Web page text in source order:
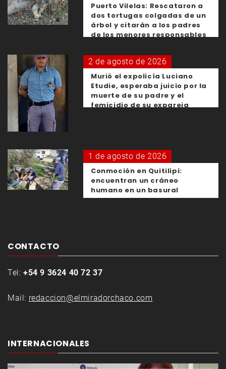
Puerto Vilelas: Rescataron a
dos tortugas colgadas de un
árbol y citarán a los padres
de los menores responsables
2 de agosto de 2026
Murió el expolicía Luciano
Etudie, esperaba juicio por la
muerte de su padre y el
femicidio de su expareja
1 de agosto de 2026
Conmoción en Quitilipi:
encuentran un cráneo
humano en un basural
CONTACTO
Tel: +54 9 3624 40 72 37
Mail: redaccion@elmiradorchaco.com
INTERNACIONALES